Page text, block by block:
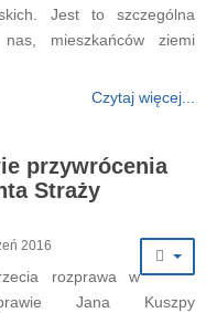
Jest to szczególna
mieszkańców ziemi
Czytaj więcej...
przywrócenia
Straży
2016
rozprawa w
Jana Kuszpy